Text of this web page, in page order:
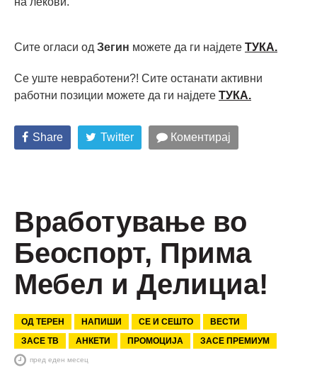
Сите огласи од Зегин можете да ги најдете ТУКА.
Се уште невработени?! Сите останати активни
работни позиции можете да ги најдете ТУКА.
Share Twitter Коментирај
Вработување во
Беоспорт, Прима
Мебел и Делициа!
ОД ТЕРЕН НАПИШИ СЕ И СЕШТО
ВЕСТИ
ЗАСЕ ТВ
АНКЕТИ ПРОМОЦИЈА ЗАСЕ ПРЕМИУМ
пред еден месец